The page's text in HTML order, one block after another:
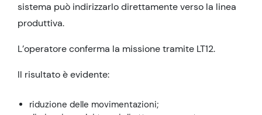
sistema può indirizzarlo direttamente verso la linea
produttiva.
L’operatore conferma la missione tramite LT12.
Il risultato è evidente:
riduzione delle movimentazioni;